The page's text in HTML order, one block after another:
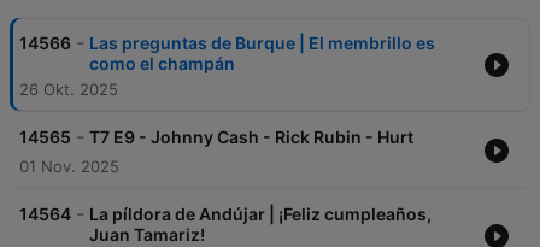
14566 - Las preguntas de Burque | El membrillo es
como el champán
26 Okt. 2025
14565 - T7 E9 - Johnny Cash - Rick Rubin - Hurt
01 Nov. 2025
14564 - La píldora de Andújar | ¡Feliz cumpleaños,
Juan Tamariz!